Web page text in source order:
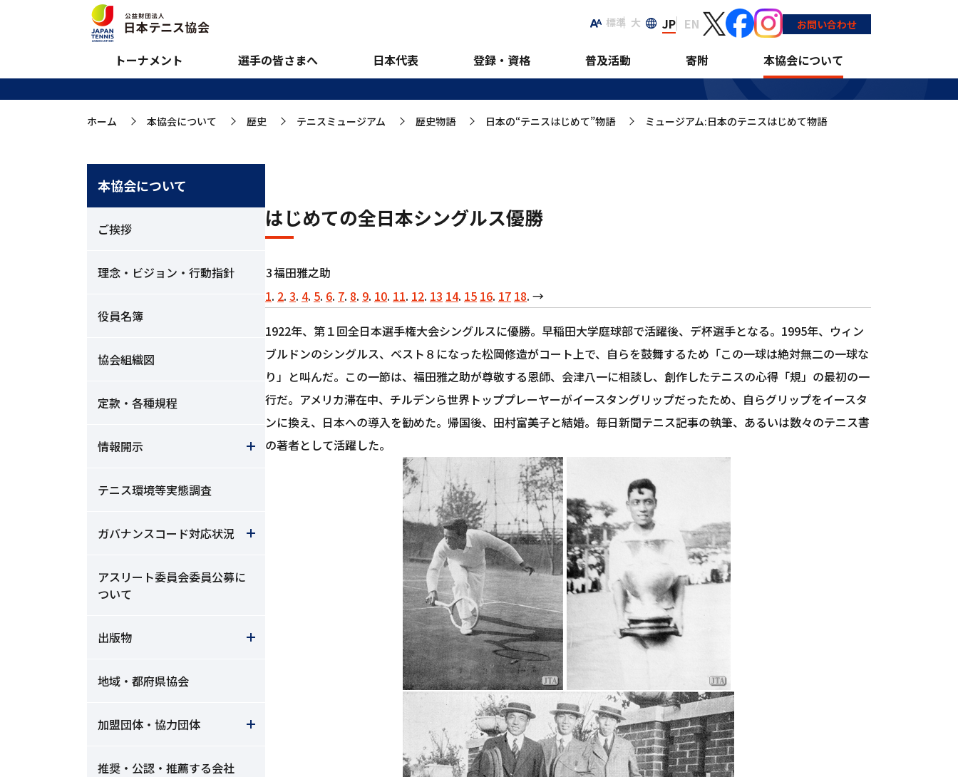
標準 大 JP EN お問い合わせ
トーナメント 選手の皆さまへ 日本代表 登録・資格 普及活動 寄附 本協会について
ミュージアム:日本のテニスはじめて物語
ホーム >
本協会について >
歴史 >
テニスミュージアム >
歴史物語 >
日本の“テニスはじめて”物語 >
ミュージアム:日本のテニスはじめて物語
はじめての全日本シングルス優勝
3福田雅之助
1. 2. 3. 4. 5. 6. 7. 8. 9. 10. 11. 12. 13 14. 15 16. 17 18. →
1922年、第１回全日本選手権大会シングルスに優勝。早稲田大学庭球部で活躍後、デ杯選手となる。1995年、ウィン
ブルドンのシングルス、ベスト８になった松岡修造がコート上で、自らを鼓舞するため「この一球は絶対無二の一球な
り」と叫んだ。この一節は、福田雅之助が尊敬する恩師、会津八一に相談し、創作したテニスの心得「規」の最初の一
行だ。アメリカ滞在中、チルデンら世界トッププレーヤーがイースタングリップだったため、自らグリップをイースタ
ンに換え、日本への導入を勧めた。帰国後、田村富美子と結婚。毎日新聞テニス記事の執筆、あるいは数々のテニス書
の著者として活躍した。
本協会について
ご挨拶
理念・ビジョン・行動指針
役員名簿
協会組織図
定款・各種規程
情報開示
テニス環境等実態調査
ガバナンスコード対応状況
アスリート委員会委員公募に
ついて
出版物
地域・都府県協会
加盟団体・協力団体
推奨・公認・推薦する会社